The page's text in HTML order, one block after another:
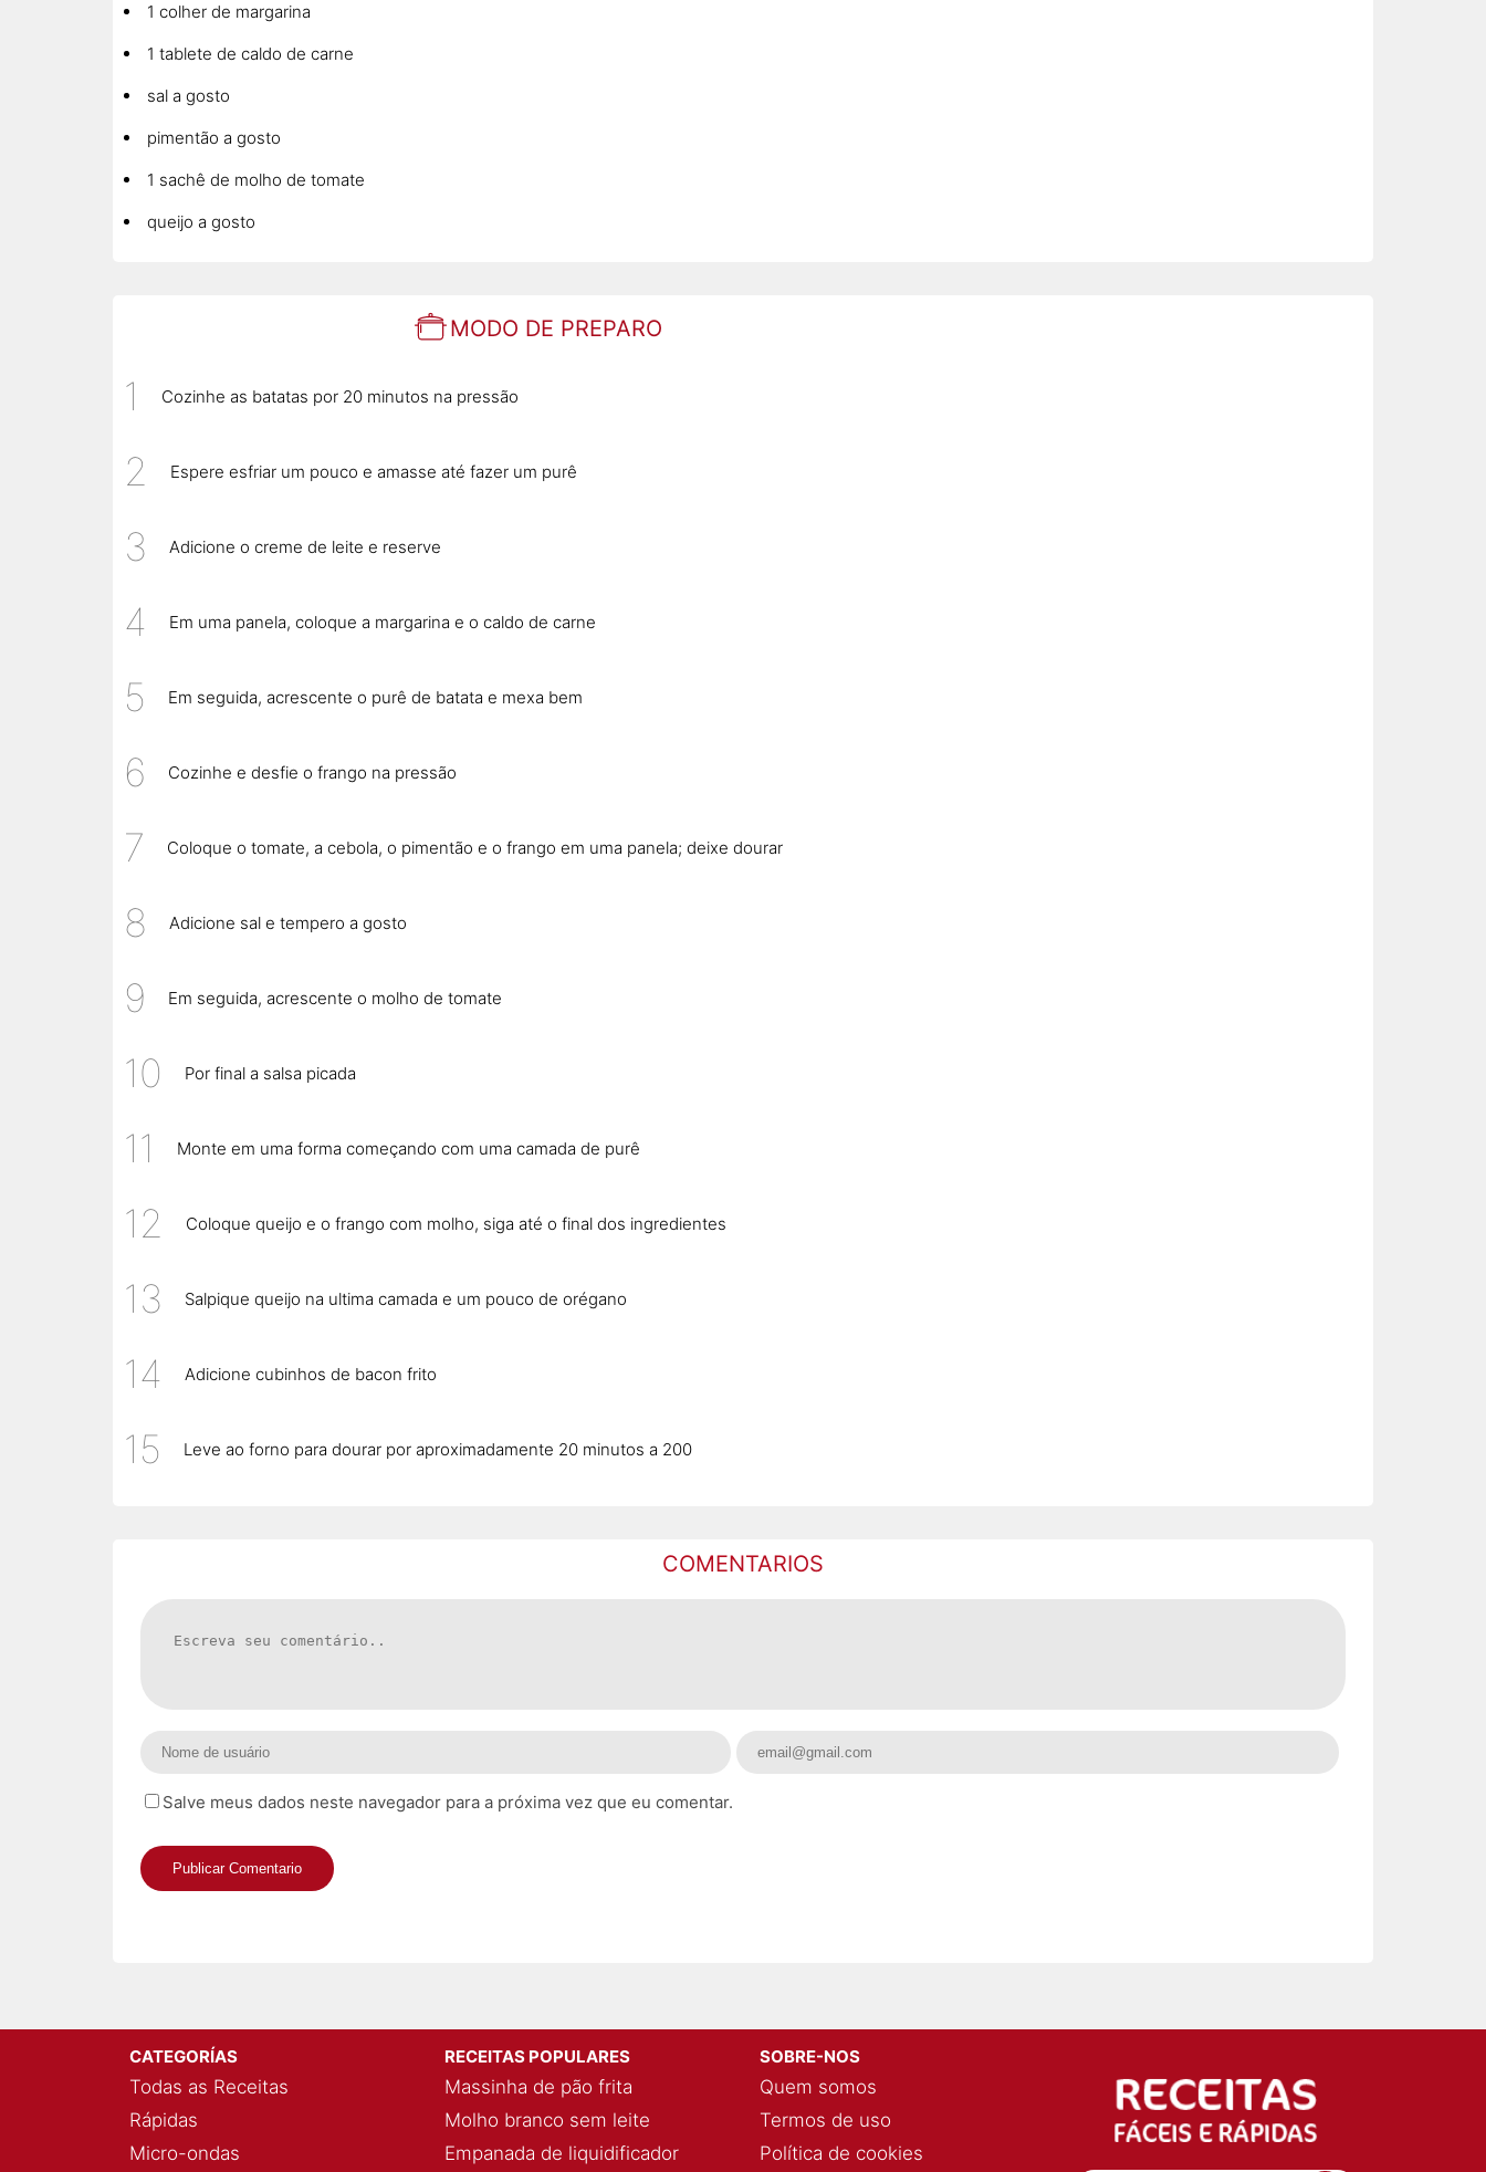
1 colher de margarina
1 tablete de caldo de carne
sal a gosto
pimentão a gosto
1 sachê de molho de tomate
queijo a gosto
MODO DE PREPARO
Cozinhe as batatas por 20 minutos na pressão
Espere esfriar um pouco e amasse até fazer um purê
Adicione o creme de leite e reserve
Em uma panela, coloque a margarina e o caldo de carne
Em seguida, acrescente o purê de batata e mexa bem
Cozinhe e desfie o frango na pressão
Coloque o tomate, a cebola, o pimentão e o frango em uma panela; deixe dourar
Adicione sal e tempero a gosto
Em seguida, acrescente o molho de tomate
Por final a salsa picada
Monte em uma forma começando com uma camada de purê
Coloque queijo e o frango com molho, siga até o final dos ingredientes
Salpique queijo na ultima camada e um pouco de orégano
Adicione cubinhos de bacon frito
Leve ao forno para dourar por aproximadamente 20 minutos a 200
COMENTARIOS
Salve meus dados neste navegador para a próxima vez que eu comentar.
CATEGORÍAS
Todas as Receitas
Rápidas
Micro-ondas
RECEITAS POPULARES
Massinha de pão frita
Molho branco sem leite
Empanada de liquidificador
SOBRE-NOS
Quem somos
Termos de uso
Política de cookies